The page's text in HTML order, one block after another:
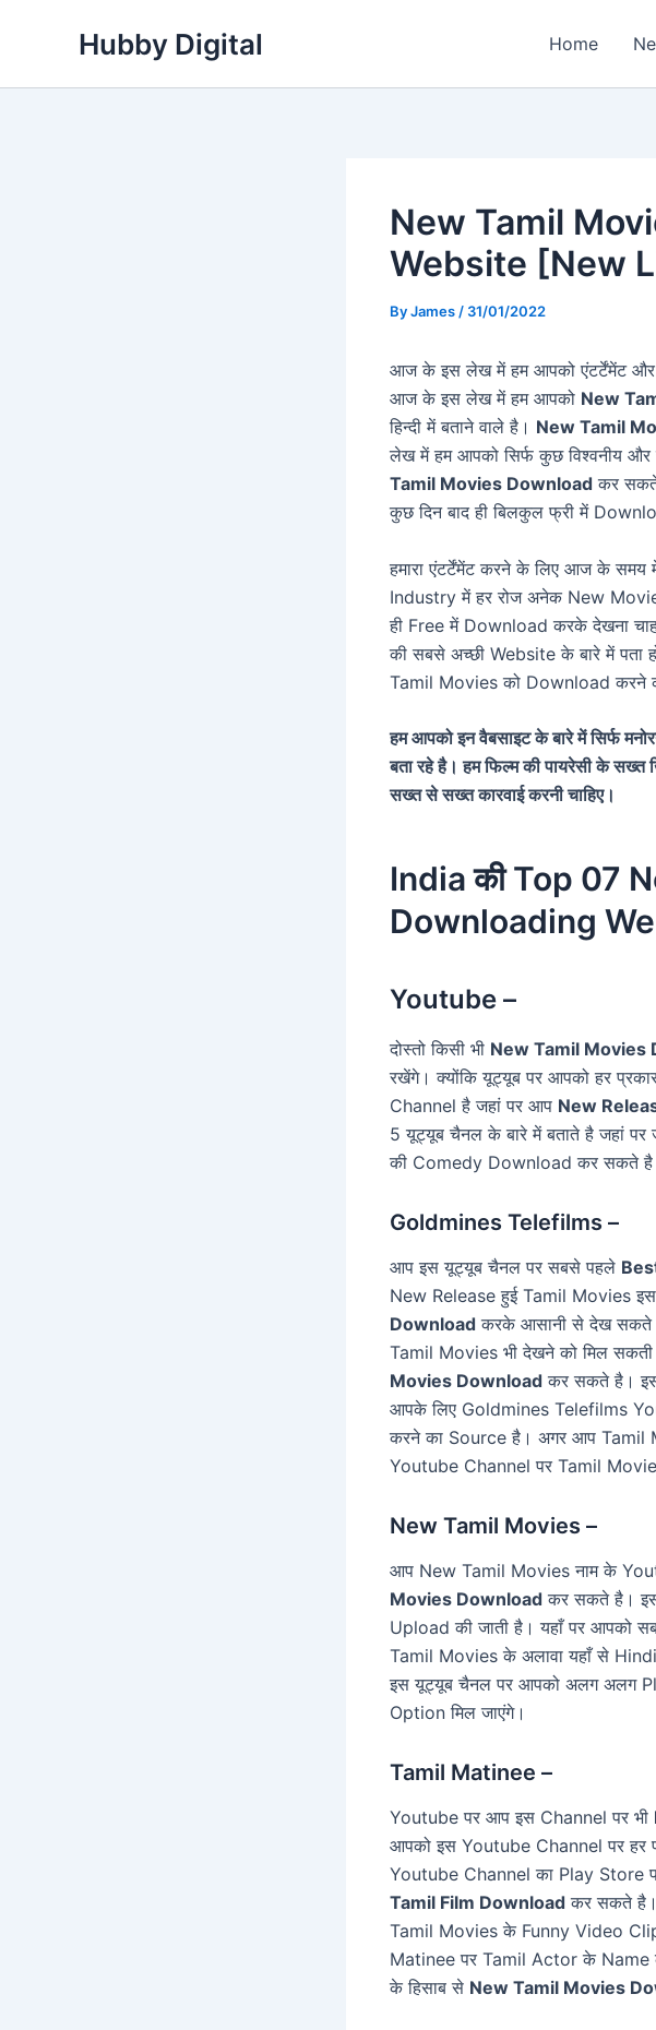
Hubby Digital Home
New Tamil
Website [New
ByJames / 31/01/2022
आज के इस लेख में हम आपको एंटर्टेंमेंट और
आज के इस लेख में हम आपको New
हिन्दी में बताने वाले है। New Tamil
लेख में हम आपको सिर्फ कुछ विश्वनीय और
Tamil Movies Download कर
कुछ दिन बाद ही बिलकुल फ्री में
हमारा एंटर्टेंमेंट करने के लिए आज के
Industry में हर रोज अनेक New
ही Free में Download करके देखना
की सबसे अच्छी Website के बारे में
Tamil Movies को Download करने
हम आपको इन वैबसाइट के बारे में सिर्फ
बता रहे है। हम फिल्म की पायरेसी के सख्त
सख्त से सख्त कारवाई करनी चाहिए।
India की Top 07
Downloading
Youtube –
दोस्तो किसी भी New Tamil Movies
रखेंगे। क्योंकि यूट्यूब पर आपको हर
Channel है जहां पर आप New
5 यूट्यूब चैनल के बारे में बताते है जहां
की Comedy Download कर सकते
Goldmines Telefilms –
आप इस यूट्यूब चैनल पर सबसे पहले
New Release हुई Tamil Movies
Download करके आसानी से देख सकते
Tamil Movies भी देखने को मिल
Movies Download कर सकते है। इस
आपके लिए Goldmines Telefilms
करने का Source है। अगर आप Tamil
Youtube Channel पर Tamil
New Tamil Movies –
आप New Tamil Movies नाम के
Movies Download कर सकते है।
Upload की जाती है। यहाँ पर आपको
Tamil Movies के अलावा यहाँ से
इस यूट्यूब चैनल पर आपको अलग अलग
Option मिल जाएंगे।
Tamil Matinee –
Youtube पर आप इस Channel पर भी
आपको इस Youtube Channel पर हर
Youtube Channel का Play Store
Tamil Film Download कर सकते है।
Tamil Movies के Funny Video
Matinee पर Tamil Actor के Name
के हिसाब से New Tamil Movies